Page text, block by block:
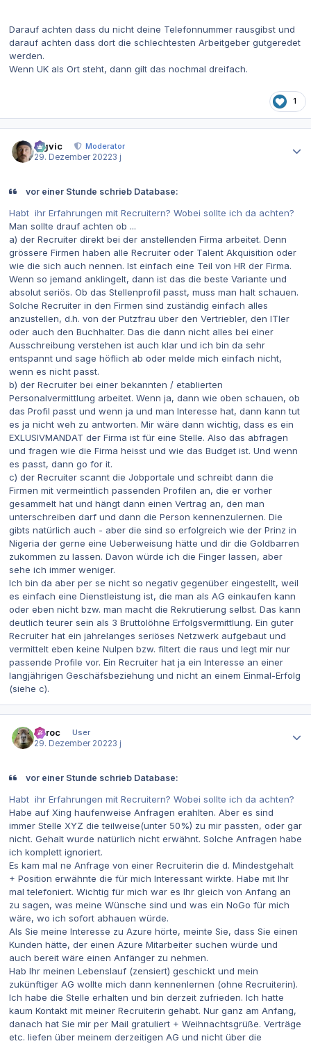
Darauf achten dass du nicht deine Telefonnummer rausgibst und
darauf achten dass dort die schlechtesten Arbeitgeber gutgeredet
werden.
Wenn UK als Ort steht, dann gilt das nochmal dreifach.
1
bigvic
Moderator
29. Dezember 20223 j
vor einer Stunde schrieb Database:
Habt ihr Erfahrungen mit Recruitern? Wobei sollte ich da achten?
Man sollte drauf achten ob ...
a) der Recruiter direkt bei der anstellenden Firma arbeitet. Denn
grössere Firmen haben alle Recruiter oder Talent Akquisition oder
wie die sich auch nennen. Ist einfach eine Teil von HR der Firma.
Wenn so jemand anklingelt, dann ist das die beste Variante und
absolut seriös. Ob das Stellenprofil passt, muss man halt schauen.
Solche Recruiter in den Firmen sind zuständig einfach alles
anzustellen, d.h. von der Putzfrau über den Vertriebler, den ITler
oder auch den Buchhalter. Das die dann nicht alles bei einer
Ausschreibung verstehen ist auch klar und ich bin da sehr
entspannt und sage höflich ab oder melde mich einfach nicht,
wenn es nicht passt.
b) der Recruiter bei einer bekannten / etablierten
Personalvermittlung arbeitet. Wenn ja, dann wie oben schauen, ob
das Profil passt und wenn ja und man Interesse hat, dann kann tut
es ja nicht weh zu antworten. Mir wäre dann wichtig, dass es ein
EXLUSIVMANDAT der Firma ist für eine Stelle. Also das abfragen
und fragen wie die Firma heisst und wie das Budget ist. Und wenn
es passt, dann go for it.
c) der Recruiter scannt die Jobportale und schreibt dann die
Firmen mit vermeintlich passenden Profilen an, die er vorher
gesammelt hat und hängt dann einen Vertrag an, den man
unterschreiben darf und dann die Person kennenzulernen. Die
gibts natürlich auch - aber die sind so erfolgreich wie der Prinz in
Nigeria der gerne eine Ueberweisung hätte und dir die Goldbarren
zukommen zu lassen. Davon würde ich die Finger lassen, aber
sehe ich immer weniger.
Ich bin da aber per se nicht so negativ gegenüber eingestellt, weil
es einfach eine Dienstleistung ist, die man als AG einkaufen kann
oder eben nicht bzw. man macht die Rekrutierung selbst. Das kann
deutlich teurer sein als 3 Bruttolöhne Erfolgsvermittlung. Ein guter
Recruiter hat ein jahrelanges seriöses Netzwerk aufgebaut und
vermittelt eben keine Nulpen bzw. filtert die raus und legt mir nur
passende Profile vor. Ein Recruiter hat ja ein Interesse an einer
langjährigen Geschäfsbeziehung und nicht an einem Einmal-Erfolg
(siehe c).
Zaroc
User
29. Dezember 20223 j
vor einer Stunde schrieb Database:
Habt ihr Erfahrungen mit Recruitern? Wobei sollte ich da achten?
Habe auf Xing haufenweise Anfragen erahlten. Aber es sind
immer Stelle XYZ die teilweise(unter 50%) zu mir passten, oder gar
nicht. Gehalt wurde natürlich nicht erwähnt. Solche Anfragen habe
ich komplett ignoriert.
Es kam mal ne Anfrage von einer Recruiterin die d. Mindestgehalt
+ Position erwähnte die für mich Interessant wirkte. Habe mit Ihr
mal telefoniert. Wichtig für mich war es Ihr gleich von Anfang an
zu sagen, was meine Wünsche sind und was ein NoGo für mich
wäre, wo ich sofort abhauen würde.
Als Sie meine Interesse zu Azure hörte, meinte Sie, dass Sie einen
Kunden hätte, der einen Azure Mitarbeiter suchen würde und
auch bereit wäre einen Anfänger zu nehmen.
Hab Ihr meinen Lebenslauf (zensiert) geschickt und mein
zukünftiger AG wollte mich dann kennenlernen (ohne Recruiterin).
Ich habe die Stelle erhalten und bin derzeit zufrieden. Ich hatte
kaum Kontakt mit meiner Recruiterin gehabt. Nur ganz am Anfang,
danach hat Sie mir per Mail gratuliert + Weihnachtsgrüße. Verträge
etc. liefen über meinem derzeitigen AG und nicht über die